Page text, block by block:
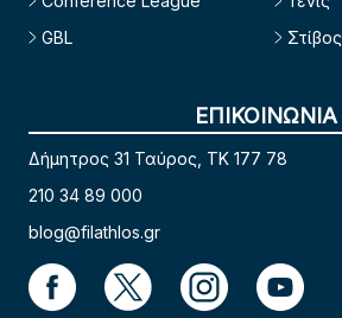
GBL
Στίβος
ΕΠΙΚΟΙΝΩΝΙΑ
Δήμητρος 31 Ταύρος, TK 177 78
210 34 89 000
blog@filathlos.gr